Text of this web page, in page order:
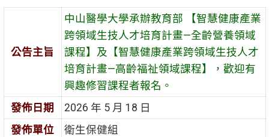
公告主旨
中山醫學大學承辦教育部 【智慧健康產業
跨領域生技人才培育計畫—全齡營養領域
課程】及【智慧健康產業跨領域生技人才
培育計畫—高齡福祉領域課程】，歡迎有
興趣修習課程者報名。
發佈日期
2026 年 5 月 18 日
發佈單位
衛生保健組